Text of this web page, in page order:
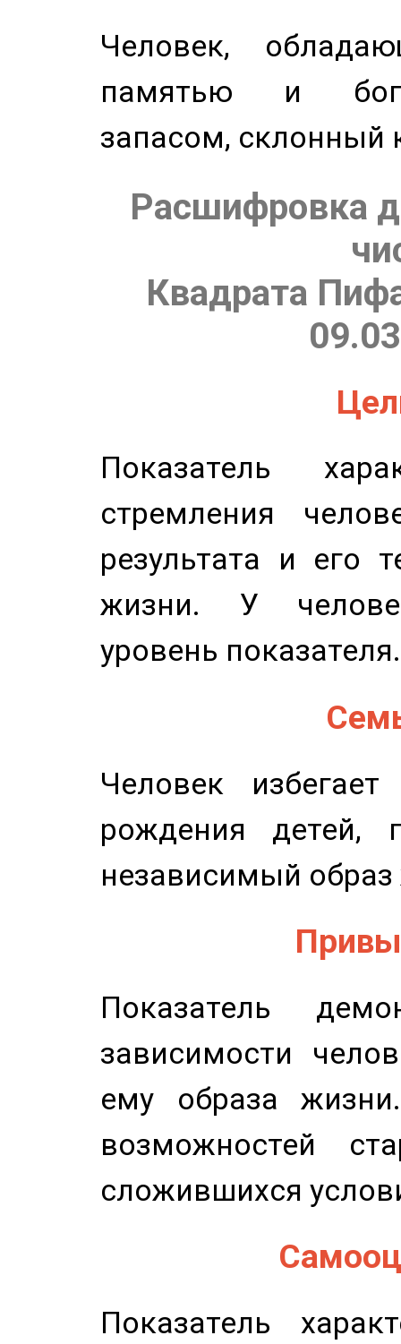
Человек,
памятью и
запасом, склонный
Расшифровка
Квадрата
Показатель
стремления
результата и его
жизни. У
уровень показателя.
Человек
рождения детей,
независимый
Показатель
зависимости
ему образа
возможностей
сложившихся
Показатель